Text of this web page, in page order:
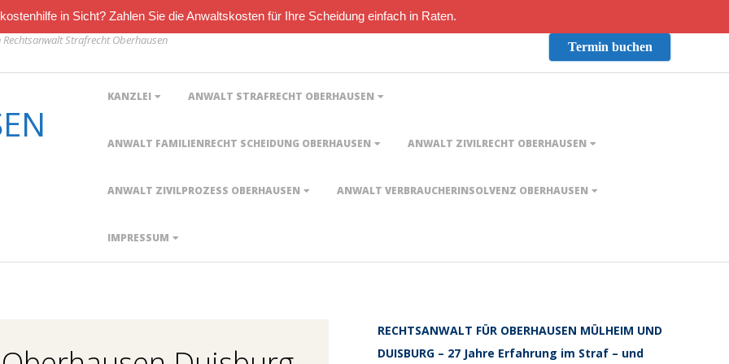
in Sicht? Zahlen Sie die Anwaltskosten für Ihre Scheidung einfach in Raten.
Strafrecht Oberhausen
Termin buchen
KANZLEI ANWALT STRAFRECHT OBERHAUSEN
ANWALT FAMILIENRECHT SCHEIDUNG OBERHAUSEN ANWALT ZIVILRECHT OBERHAUSEN
ANWALT ZIVILPROZESS OBERHAUSEN ANWALT VERBRAUCHERINSOLVENZ OBERHAUSEN
IMPRESSUM
RECHTSANWALT FÜR OBERHAUSEN MÜLHEIM UND
DUISBURG – 27 Jahre Erfahrung im Straf – und